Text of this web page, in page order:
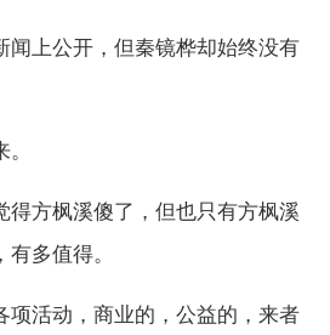
闻上公开，但秦镜桦却始终没有
得方枫溪傻了，但也只有方枫溪
多值得。
项活动，商业的，公益的，来者